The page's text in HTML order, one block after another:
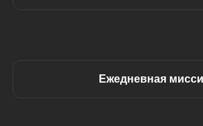
Ежедневная